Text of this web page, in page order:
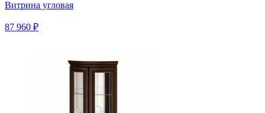
Витрина угловая
87 960 ₽